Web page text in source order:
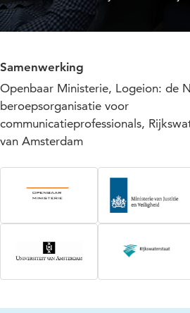
Samenwerking
Openbaar Ministerie, Logeion: de
beroepsorganisatie voor
communicatieprofessionals,
van Amsterdam